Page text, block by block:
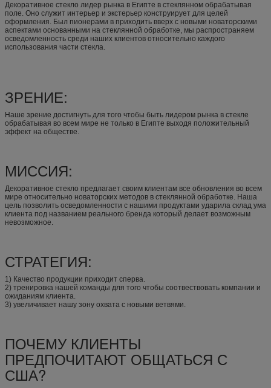
Декоративное стекло лидер рынка в Египте в стеклянном обрабатывая
поле. Оно служит интерьер и экстерьер конструирует для целей
оформления. Был пионерами в приходить вверх с новыми новаторскими
аспектами основанными на стеклянной обработке, мы распространяем
осведомленность среди наших клиентов относительно каждого
использования части стекла.
ЗРЕНИЕ:
Наше зрение достигнуть для того чтобы быть лидером рынка в стекле
обрабатывая во всем мире не только в Египте выходя положительный
эффект на обществе.
МИССИЯ:
Декоративное стекло предлагает своим клиентам все обновления во всем
мире относительно новаторских методов в стеклянной обработке. Наша
цель позволить осведомленности с нашими продуктами ударила склад ума
клиента под названием реального бренда который делает возможным
невозможное.
СТРАТЕГИЯ:
1) Качество продукции приходит сперва.
2) тренировка нашей команды для того чтобы соотвествовать компании и
ожиданиям клиента.
3) увеличивает нашу зону охвата с новыми ветвями.
ПОЧЕМУ КЛИЕНТЫ
ПРЕДПОЧИТАЮТ ОБЩАТЬСЯ С
США?